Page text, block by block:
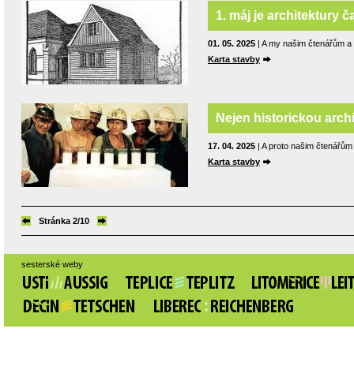
1. máj je architektury
01. 05. 2025 | A my našim čtenářům
Karta stavby
Nejen historickou
17. 04. 2025 | A proto našim
Karta stavby
Stránka 2/10
sesterské weby